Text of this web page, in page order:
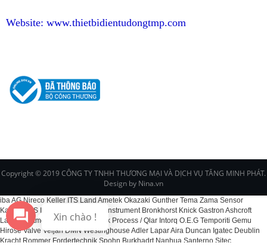
Website: www.thietbidientudongtmp.com
Copyright © 2019 CÔNG TY TNHH THƯƠNG MẠI VÀ DỊCH VỤ TĂNG MINH PHÁT.
Design by Nina.vn
Xin chào !
iba AG Nireco Keller ITS Land Ametek Okazaki Gunther Tema Zama Sensor
Kawaso CS Instruments EPI Fox Instrument Bronkhorst Knick Gastron Ashcroft
Labom Dittmer Kelk BCS Schenck Process / Qlar Intorq O.E.G Temporiti Gemu
Hirose Valve Veljan DMN Westinghouse Adler Lapar Aira Duncan Igatec Deublin
Kracht Rommer Fordertechnik Spohn Burkhadrt Nanhua Santerno Sitec